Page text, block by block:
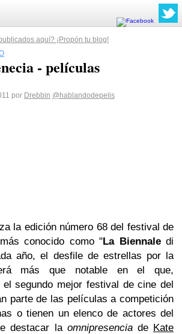
aquí? ¡Propón tu blog!
- películas
por Drebbin @hablandodepelis
la edición número 68 del festival de
conocido como "La Biennaledi
año, el desfile de estrellas por la
más que notable en el que,
el segundo mejor festival de cine del
parte de las películas a competición
o tienen un elenco de actores del
destacar la omnipresenciade Kate